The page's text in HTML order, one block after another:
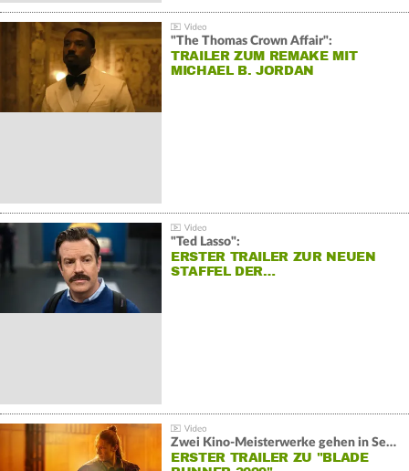
"The Thomas Crown Affair":
TRAILER ZUM REMAKE MIT
MICHAEL B. JORDAN
"Ted Lasso":
ERSTER TRAILER ZUR NEUEN
STAFFEL DER…
Zwei Kino-Meisterwerke gehen in Serie:
ERSTER TRAILER ZU "BLADE